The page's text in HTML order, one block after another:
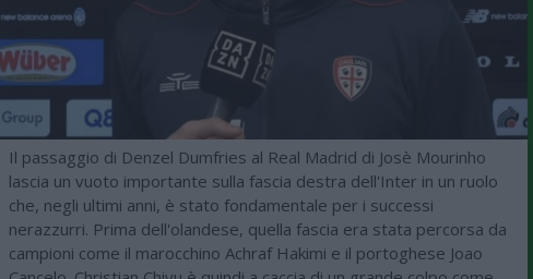
Il passaggio di Denzel Dumfries al Real Madrid di Josè Mourinho
lascia un vuoto importante sulla fascia destra dell'Inter in un ruolo
che, negli ultimi anni, è stato fondamentale per i successi
nerazzurri. Prima dell'olandese, quella fascia era stata percorsa da
campioni come il marocchino Achraf Hakimi e il portoghese Joao